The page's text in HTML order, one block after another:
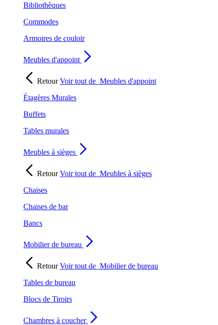
Bibliothèques
Commodes
Armoires de couloir
Meubles d'appoint
RetourVoir tout de Meubles d'appoint
Étagères Murales
Buffets
Tables murales
Meubles à sièges
RetourVoir tout de Meubles à sièges
Chaises
Chaises de bar
Bancs
Mobilier de bureau
RetourVoir tout de Mobilier de bureau
Tables de bureau
Blocs de Tiroirs
Chambres à coucher